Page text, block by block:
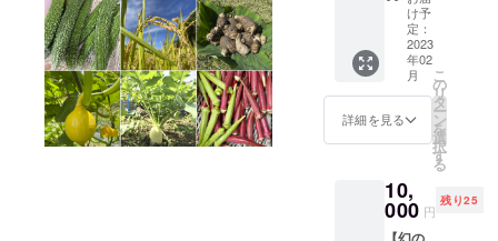
米」と
呼ばれ
る事も
ありま
す。令
和2年度
の食味
て、愛
知県産
米とし
標高約
400メー
トルの
中山間
地域で
作られ
た、当
という
品種で
す。流
ファー
ムで栽
培した
減農薬
特別栽
培米ミ
ネアサ
ヒ5kg
と、下
の三河
湖畔に
たたず
け予
定：
2023
年02
月
詳細を見る
こ
の
リ
タ
ー
ン
を
選
択
す
る
10,
000 円
残り25